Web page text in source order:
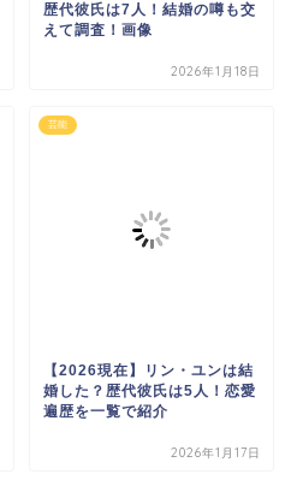
歴代彼氏は7人！結婚の噂も交
えて調査！画像
2026年1月18日
芸能
【2026現在】リン・ユンは結
婚した？歴代彼氏は5人！恋愛
遍歴を一覧で紹介
2026年1月17日